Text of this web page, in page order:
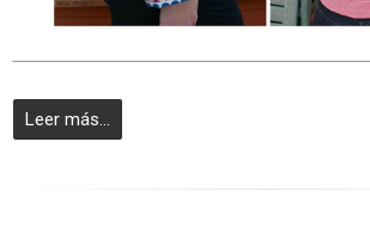
Leer más...